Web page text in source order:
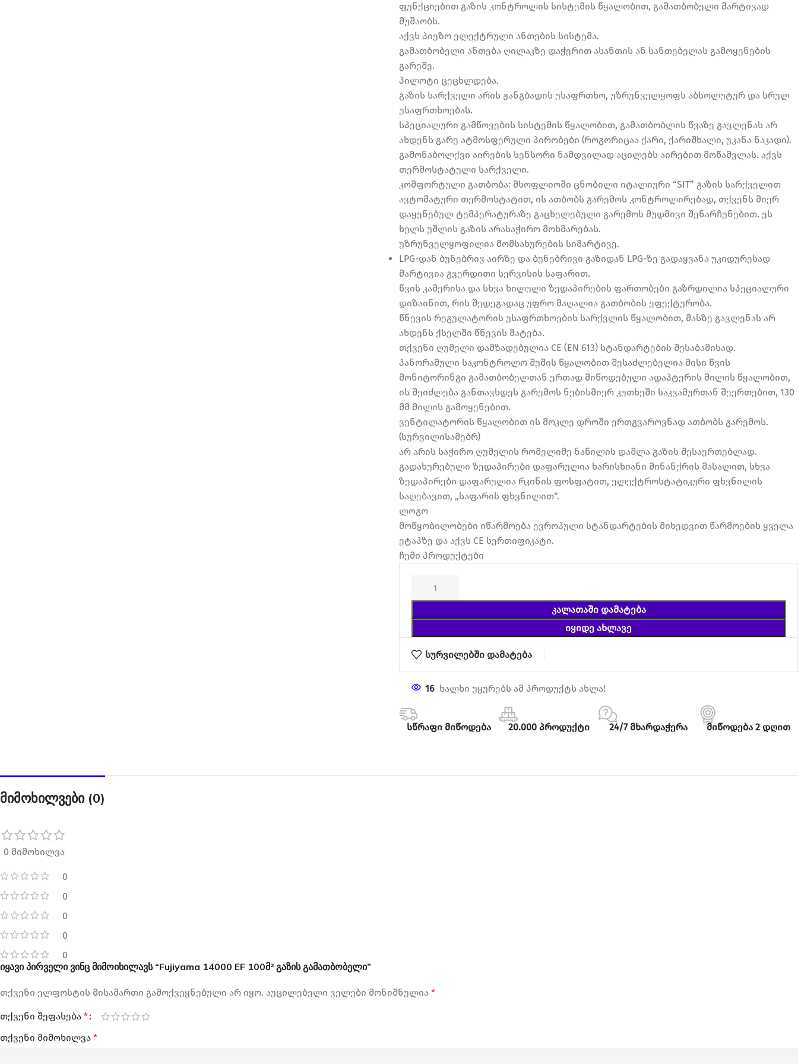
ფუნქციებით გაზის კონტროლის სისტემის წყალობით, გამათბობელი მარტივად
მუშაობს.
აქვს პიეზო ელექტრული ანთების სისტემა.
გამათბობელი ანთება ღილაკზე დაჭერით ასანთის ან სანთებელას გამოყენების
გარეშე.
პილოტი ცეცხლდება.
გაზის სარქველი არის ჟანგბადის უსაფრთხო, უზრუნველყოფს აბსოლუტურ და სრულ
უსაფრთხოებას.
სპეციალური გამწოვების სისტემის წყალობით, გამათბობლის წვაზე გავლენას არ
ახდენს გარე ატმოსფერული პირობები (როგორიცაა ქარი, ქარიშხალი, უკანა ნაკადი).
გამონაბოლქვი აირების სენსორი ნამდვილად აცილებს აირებით მოწამვლას. აქვს
თერმოსტატული სარქველი.
კომფორტული გათბობა: მსოფლიოში ცნობილი იტალიური “SIT” გაზის სარქველით
ავტომატური თერმოსტატით, ის ათბობს გარემოს კონტროლირებად, თქვენს მიერ
დაყენებულ ტემპერატურაზე გაცხელებული გარემოს მუდმივი შენარჩუნებით. ეს
ხელს უშლის გაზის არასაჭირო მოხმარებას.
უზრუნველყოფილია მომსახურების სიმარტივე.
LPG-დან ბუნებრივ აირზე და ბუნებრივი გაზიდან LPG-ზე გადაყვანა უკიდურესად
მარტივია გვერდითი სერვისის საფარით.
წვის კამერისა და სხვა ხილული ზედაპირების ფართობები გაზრდილია სპეციალური
დიზაინით, რის შედეგადაც უფრო მაღალია გათბობის ეფექტურობა.
წნევის რეგულატორის უსაფრთხოების სარქვლის წყალობით, მასზე გავლენას არ
ახდენს ქსელში წნევის მატება.
თქვენი ღუმელი დამზადებულია CE (EN 613) სტანდარტების შესაბამისად.
პანორამული საკონტროლო შუშის წყალობით შესაძლებელია მისი წვის
მონიტორინგი გამათბობელთან ერთად მიწოდებული ადაპტერის მილის წყალობით,
ის შეიძლება განთავსდეს გარემოს ნებისმიერ კუთხეში საკვამურთან შეერთებით, 130
მმ მილის გამოყენებით.
ვენტილატორის წყალობით ის მოკლე დროში ერთგვაროვნად ათბობს გარემოს.
(სურვილისამებრ)
არ არის საჭირო ღუმელის რომელიმე ნაწილის დაშლა გაზის შესაერთებლად.
გადახურებული ზედაპირები დაფარულია ხარისხიანი მინანქრის მასალით, სხვა
ზედაპირები დაფარულია რკინის ფოსფატით, ელექტროსტატიკური ფხვნილის
საღებავით, „საფარის ფხვნილით“.
ლოგო
მოწყობილობები იწარმოება ევროპული სტანდარტების მიხედვით წარმოების ყველა
ეტაპზე და აქვს CE სერთიფიკატი.
ჩემი პროდუქტები
ᲙᲐᲚᲐᲗᲐᲨᲘ ᲓᲐᲛᲐᲢᲔᲑᲐ
ᲘᲧᲘᲓᲔ ᲐᲮᲚᲐᲕᲔ
სურვილებში დამატება
16 ხალხი უყურებს ამ პროდუქტს ახლა!
სწრაფი მიწოდება 20.000 პროდუქტი 24/7 მხარდაჭერა მიწოდება 2 დღით
მიმოხილვები (0)
0 მიმოხილვა
0
0
0
0
0
იყავი პირველი ვინც მიმოიხილავს “Fujiyama 14000 EF 100მ² გაზის გამათბობელი”
თქვენი ელფოსტის მისამართი გამოქვეყნებული არ იყო. აუცილებელი ველები მონიშნულია *
თქვენი შეფასება *
თქვენი მიმოხილვა *